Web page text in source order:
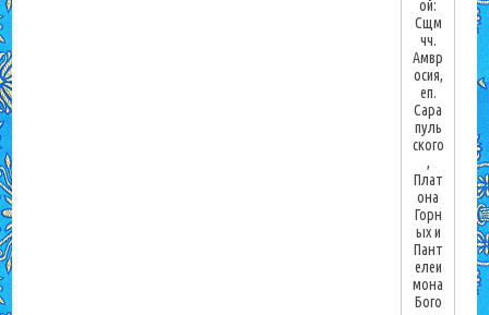
ой:
Сщм
чч.
Амвр
осия,
еп.
Сара
пуль
ского
,
Плат
она
Горн
ых и
Пант
елеи
мона
Бого